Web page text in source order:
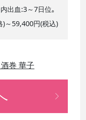
出血:3～7日位｡
)～59,400円(税込)
巻 華子